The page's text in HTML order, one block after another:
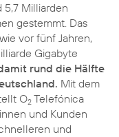
5,7 Milliarden
gestemmt. Das
vor fünf Jahren,
Gigabyte
rund die Hälfte
Mit dem
O2 Telefónica
und Kunden
und